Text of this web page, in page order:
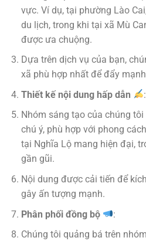
vực. Ví dụ, tại phường Lào
du lịch, trong khi tại xã Mù
được ưa chuộng.
Dựa trên dịch vụ của bạn,
xã phù hợp nhất để đẩy
Thiết kế nội dung hấp dẫn
:
Nhóm sáng tạo của chúng
chú ý, phù hợp với phong
tại Nghĩa Lộ mang hiện đại,
gần gũi.
Nội dung được cải tiến để
gây ấn tượng mạnh.
Phân phối đồng bộ
:
Chúng tôi quảng bá trên